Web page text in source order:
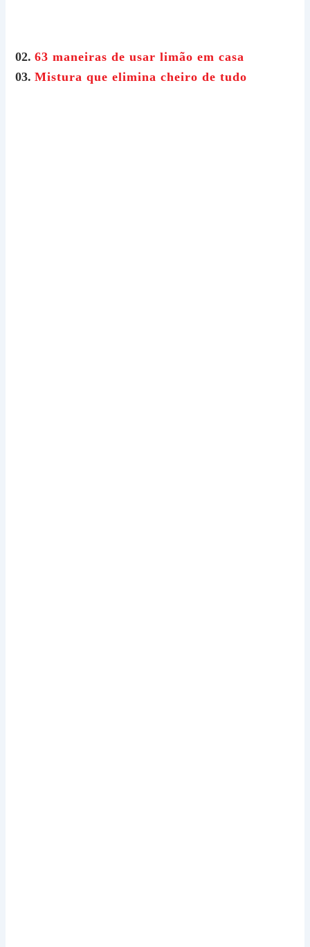
02.63 maneiras de usar limão em casa
03.Mistura que elimina cheiro de tudo